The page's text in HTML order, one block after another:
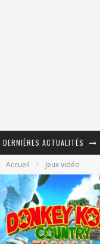
DERNIÈRES ACTUALITÉS
Accueil Jeux vidéo